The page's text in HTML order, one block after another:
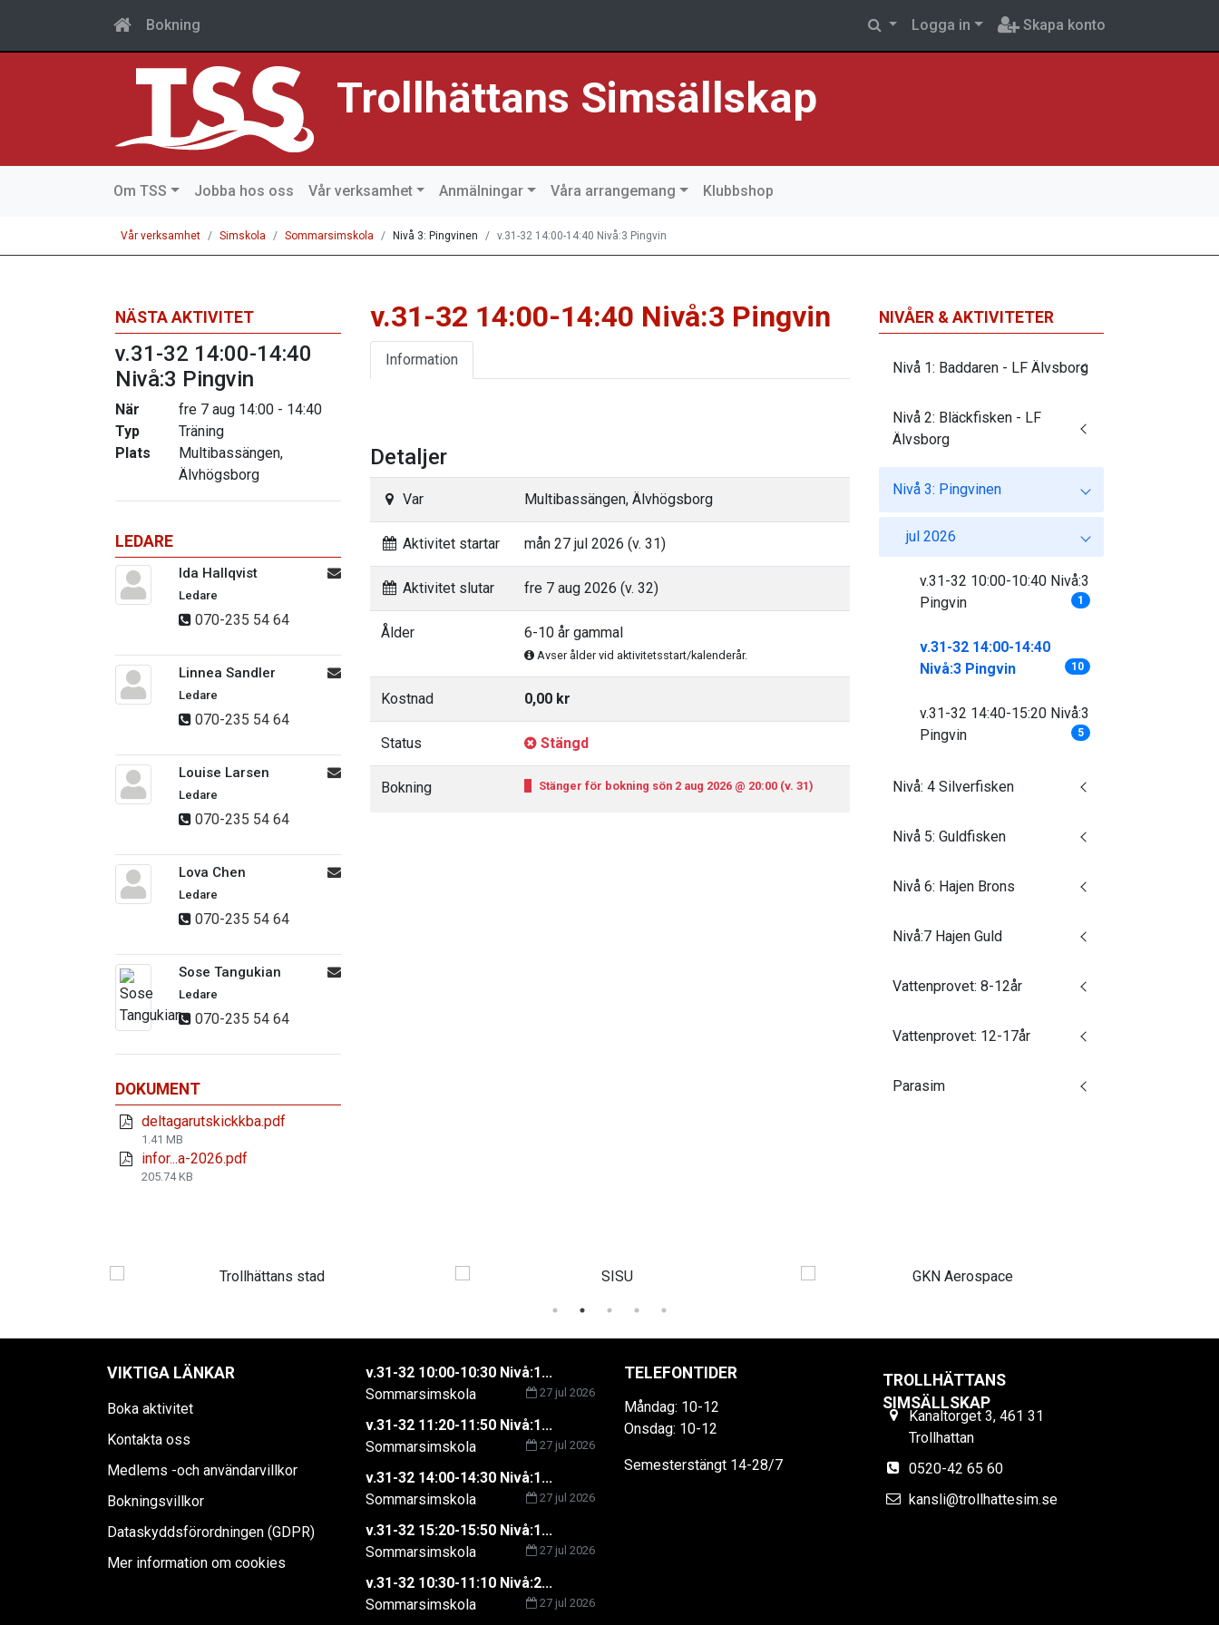
Bokning Logga in Skapa konto
Trollhättans Simsällskap
Om TSS Jobba hos oss Vår verksamhet Anmälningar Våra arrangemang Klubbshop
Vår verksamhet Simskola Sommarsimskola Nivå 3: Pingvinen v.31-32 14:00-14:40 Nivå:3 Pingvin
NÄSTA AKTIVITET
v.31-32 14:00-14:40
Nivå:3 Pingvin
När
fre 7 aug 14:00 - 14:40
Typ
Träning
Plats
Multibassängen,
Älvhögsborg
LEDARE
Ida Hallqvist
Ledare
070-235 54 64
Linnea Sandler
Ledare
070-235 54 64
Louise Larsen
Ledare
070-235 54 64
Lova Chen
Ledare
070-235 54 64
Sose Tangukian
Ledare
070-235 54 64
DOKUMENT
deltagarutskickkba.pdf
1.41 MB
infor...a-2026.pdf
205.74 KB
v.31-32 14:00-14:40 Nivå:3 Pingvin
Information
Detaljer
Var Multibassängen, Älvhögsborg
Aktivitet startar mån 27 jul 2026 (v. 31)
Aktivitet slutar fre 7 aug 2026 (v. 32)
Ålder 6-10 år gammal
Avser ålder vid aktivitetsstart/kalenderår.
Kostnad 0,00 kr
Status Stängd
Bokning Stänger för bokning sön 2 aug 2026 @ 20:00 (v. 31)
NIVÅER & AKTIVITETER
Nivå 1: Baddaren - LF Älvsborg
Nivå 2: Bläckfisken - LF
Älvsborg
Nivå 3: Pingvinen
jul 2026
v.31-32 10:00-10:40 Nivå:3
Pingvin
1
v.31-32 14:00-14:40
Nivå:3 Pingvin
10
v.31-32 14:40-15:20 Nivå:3
Pingvin
5
Nivå: 4 Silverfisken
Nivå 5: Guldfisken
Nivå 6: Hajen Brons
Nivå:7 Hajen Guld
Vattenprovet: 8-12år
Vattenprovet: 12-17år
Parasim
VIKTIGA LÄNKAR
Boka aktivitet
Kontakta oss
Medlems -och användarvillkor
Bokningsvillkor
Dataskyddsförordningen (GDPR)
Mer information om cookies
v.31-32 10:00-10:30 Nivå:1...
27 jul 2026
Sommarsimskola
v.31-32 11:20-11:50 Nivå:1...
27 jul 2026
Sommarsimskola
v.31-32 14:00-14:30 Nivå:1...
27 jul 2026
Sommarsimskola
v.31-32 15:20-15:50 Nivå:1...
27 jul 2026
Sommarsimskola
v.31-32 10:30-11:10 Nivå:2...
27 jul 2026
Sommarsimskola
TELEFONTIDER
Måndag: 10-12
Onsdag: 10-12
Semesterstängt 14-28/7
TROLLHÄTTANS
SIMSÄLLSKAP
Kanaltorget 3, 461 31
Trollhattan
0520-42 65 60
kansli@trollhattesim.se